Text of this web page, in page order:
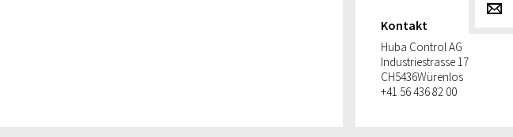
Kontakt
Huba Control AG
Industriestrasse 17
CH5436Würenlos
+41 56 436 82 00
g